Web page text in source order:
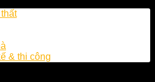
& thi công